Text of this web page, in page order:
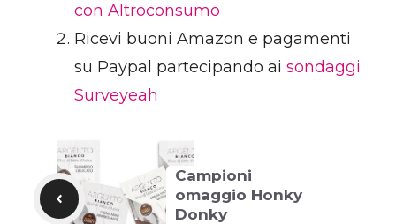
con Altroconsumo
Ricevi buoni Amazon e pagamenti
su Paypal partecipando ai sondaggi
Surveyeah
Campioni
omaggio Honky
Donky